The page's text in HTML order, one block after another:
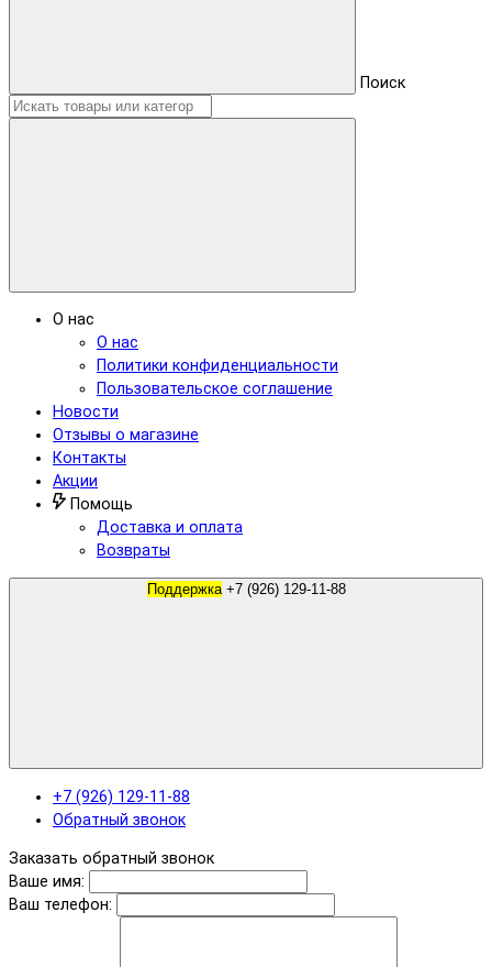
Поиск
О нас
О нас
Политики конфиденциальности
Пользовательское соглашение
Новости
Отзывы о магазине
Контакты
Акции
Помощь
Доставка и оплата
Возвраты
Поддержка +7 (926) 129-11-88
+7 (926) 129-11-88
Обратный звонок
Заказать обратный звонок
Ваше имя:
Ваш телефон: